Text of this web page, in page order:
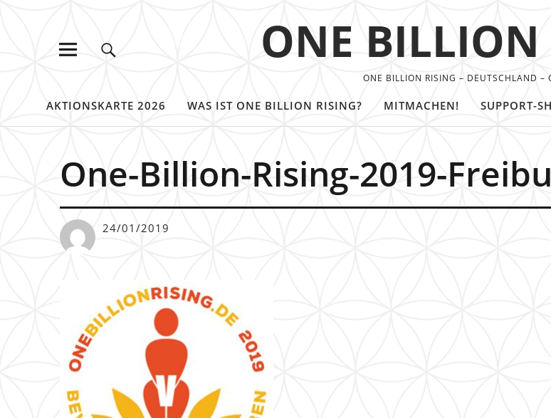
ONE BILLION
ONE BILLION RISING – DEUTSCHLAND –
AKTIONSKARTE 2026 WAS IST ONE BILLION RISING? MITMACHEN! SUPPORT-
One-Billion-Rising-2019-
24/01/2019